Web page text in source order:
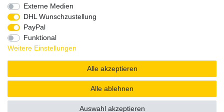
Externe Medien
DHL Wunschzustellung
PayPal
Funktional
Weitere Einstellungen
Alle akzeptieren
Alle ablehnen
Auswahl akzeptieren